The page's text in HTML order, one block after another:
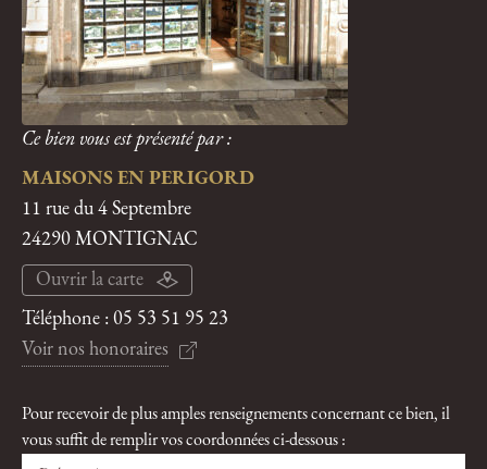
Ce bien vous est présenté par :
MAISONS EN PERIGORD
11 rue du 4 Septembre
24290 MONTIGNAC
Ouvrir la carte
Téléphone : 05 53 51 95 23
Voir nos honoraires
Pour recevoir de plus amples renseignements concernant ce bien, il
vous suffit de remplir vos coordonnées ci-dessous :